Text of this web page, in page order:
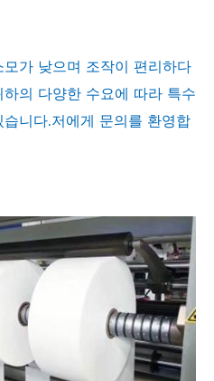
가 낮으며 조작이 편리하다
의 다양한 수요에 따라 특수
니다.저에게 문의를 환영합